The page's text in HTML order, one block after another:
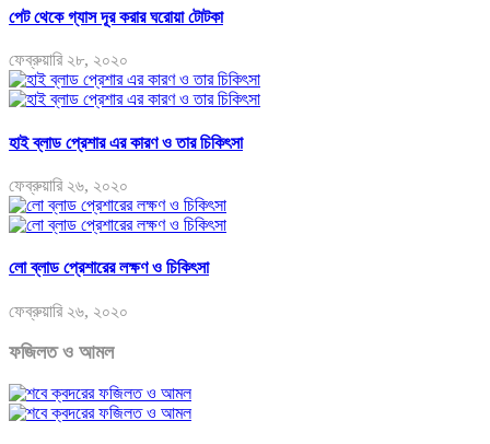
পেট থেকে গ্যাস দূর করার ঘরোয়া টোটকা
ফেব্রুয়ারি ২৮, ২০২০
হাই ব্লাড প্রেশার এর কারণ ও তার চিকিৎসা
ফেব্রুয়ারি ২৬, ২০২০
লো ব্লাড প্রেশারের লক্ষণ ও চিকিৎসা
ফেব্রুয়ারি ২৬, ২০২০
ফজিলত ও আমল